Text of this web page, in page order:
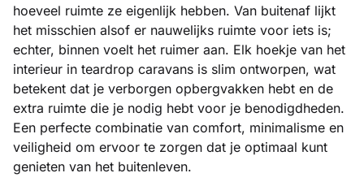
hoeveel ruimte ze eigenlijk hebben. Van buitenaf lijkt
het misschien alsof er nauwelijks ruimte voor iets is;
echter, binnen voelt het ruimer aan. Elk hoekje van het
interieur in teardrop caravans is slim ontworpen, wat
betekent dat je verborgen opbergvakken hebt en de
extra ruimte die je nodig hebt voor je benodigdheden.
Een perfecte combinatie van comfort, minimalisme en
veiligheid om ervoor te zorgen dat je optimaal kunt
genieten van het buitenleven.